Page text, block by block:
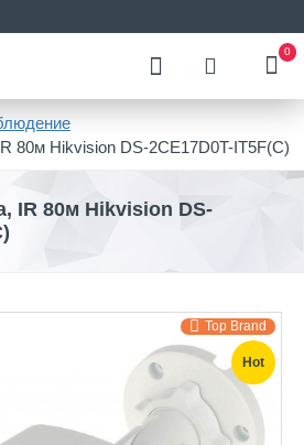
0
80м Hikvision DS-2CE17D0T-IT5F(C)
IR 80м Hikvision DS-
Hot
Top Brand